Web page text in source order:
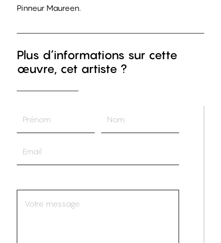
Pinneur Maureen.
Plus d’informations sur cette
œuvre, cet artiste ?